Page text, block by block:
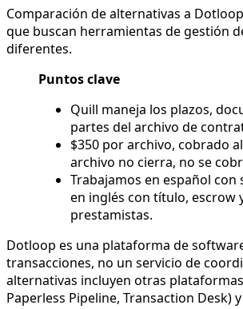
Comparación de alternativas a
que buscan herramientas de gestión
diferentes.
Puntos clave
Quill maneja los plazos,
partes del archivo de
$350 por archivo, cobrado
archivo no cierra, no se
Trabajamos en español con
en inglés con título, escrow
prestamistas.
Dotloop es una plataforma de
transacciones, no un servicio de
alternativas incluyen otras plataformas
Paperless Pipeline, Transaction Desk)